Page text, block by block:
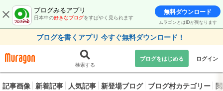
ブログみるアプリ
日本中の好きなブログをすばやく見られます
無料ダウンロード
ムラゴンとはIDが異なります
ブログを書くアプリ 今すぐ無料ダウンロード！
検索する
ブログをはじめる ログイン
記事画像 新着記事 人気記事 新登場ブログ ブログ村カテゴリー